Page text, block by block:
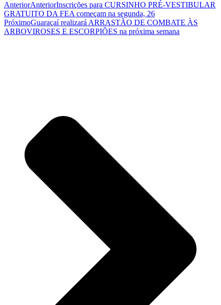
AnteriorAnteriorInscrições para CURSINHO PRÉ-VESTIBULAR
GRATUITO DA FEA começam na segunda, 26
PróximoGuaraçaí realizará ARRASTÃO DE COMBATE ÀS
ARBOVIROSES E ESCORPIÕES na próxima semana